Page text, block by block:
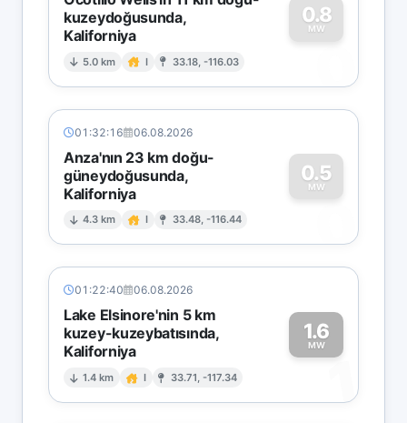
kuzeydoğusunda,
Kaliforniya
5.0 km I 33.18, -116.03
0.8
MW
0
01:32:16 06.08.2026
Anza'nın 23 km doğu-
güneydoğusunda,
Kaliforniya
4.3 km I 33.48, -116.44
0.5
MW
0
01:22:40 06.08.2026
Lake Elsinore'nin 5 km
kuzey-kuzeybatısında,
Kaliforniya
1.4 km I 33.71, -117.34
1.6
MW
1